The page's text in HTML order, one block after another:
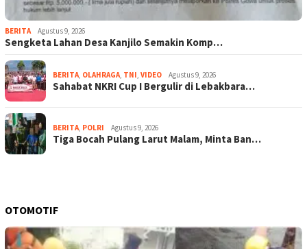
BERITA Agustus 9, 2026
Sengketa Lahan Desa Kanjilo Semakin Komp…
BERITA, OLAHRAGA, TNI, VIDEO Agustus 9, 2026
Sahabat NKRI Cup I Bergulir di Lebakbara…
BERITA, POLRI Agustus 9, 2026
Tiga Bocah Pulang Larut Malam, Minta Ban…
OTOMOTIF